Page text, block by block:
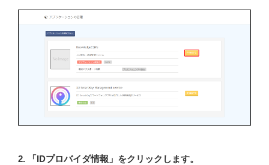
2. 「IDプロバイダ情報」をクリックします。